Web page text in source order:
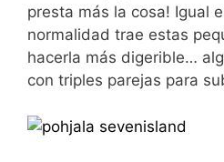
presta más la cosa! Igual
normalidad trae estas
hacerla más digerible…
con triples parejas para